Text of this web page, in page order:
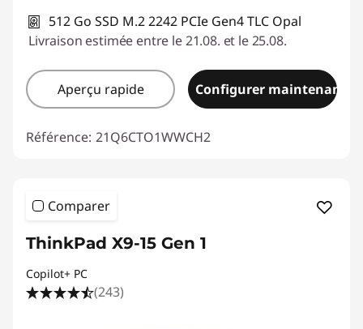
512 Go SSD M.2 2242 PCIe Gen4 TLC Opal
Livraison estimée entre le 21.08. et le 25.08.
Aperçu rapide Configurer maintenant
Référence: 21Q6CTO1WWCH2
Comparer
ThinkPad X9-15 Gen 1
Copilot+ PC
(243)